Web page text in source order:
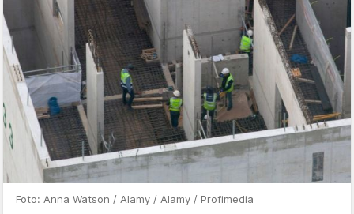
Foto: Anna Watson / Alamy / Alamy / Profimedia